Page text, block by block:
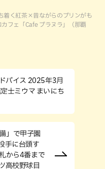
着く紅茶×昔ながらのプリンがも
フェ「Cafe プラヌラ」（那覇
バイス 2025年3月
士ミウマ まいにち
」で甲子園
手に台頭す
から4番まで
高校野球目